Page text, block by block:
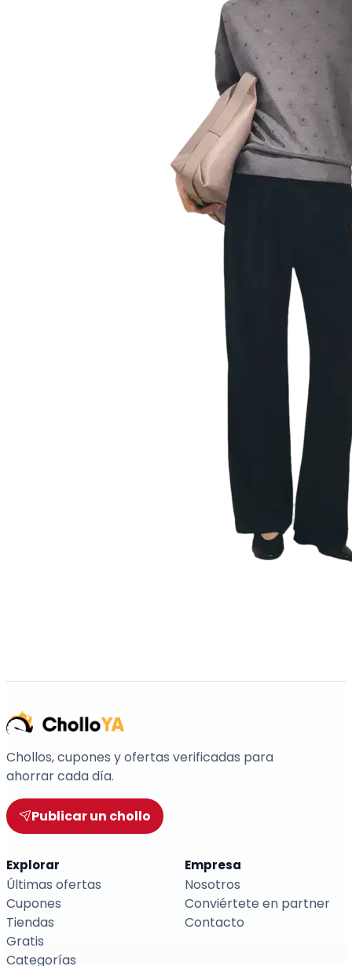
Chollos, cupones y ofertas verificadas para
ahorrar cada día.
Publicar un chollo
Explorar
Últimas ofertas
Cupones
Tiendas
Gratis
Categorías
Empresa
Nosotros
Conviértete en partner
Contacto